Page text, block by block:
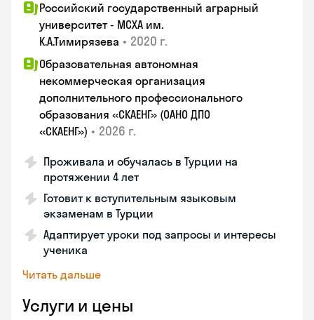
Российский государственный аграрный
университет - МСХА им.
К.А.Тимирязева • 2020 г.
Образовательная автономная
некоммерческая организация
дополнительного профессионального
образования «СКАЕНГ» (ОАНО ДПО
«СКАЕНГ») • 2026 г.
Проживала и обучалась в Турции на
протяжении 4 лет
Готовит к вступительным языковым
экзаменам в Турции
Адаптирует уроки под запросы и интересы
ученика
Читать дальше
Услуги и цены